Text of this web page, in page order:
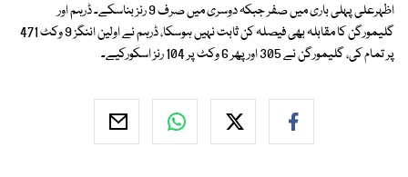
اظہرعلی پہلی باری میں صفر جبکہ دوسری میں صرف 9 رنز بناسکے۔ ڈرہم اور
گلیمورگن کا مقابلہ بھی فیصلہ کن ثابت نہیں ہوسکا، ڈرہم نے اولین اننگز 9 وکٹ 471
پر تمام کی، گلیمورگن نے 305 اور پھر 6 وکٹ پر 104 رنز اسکورکیے۔